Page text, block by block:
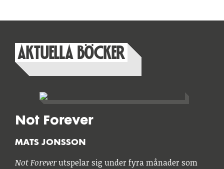
AKTUELLA BÖCKER
Not Forever
MATS JONSSON
Not Foreverutspelar sig under fyra månader som